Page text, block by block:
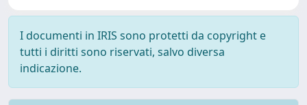
I documenti in IRIS sono protetti da copyright e
tutti i diritti sono riservati, salvo diversa
indicazione.